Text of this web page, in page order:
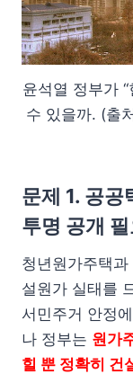
윤석열 정부가
수 있을까. (출
문제 1. 공공
투명 공개
청년원가주택
설원가 실태를
서민주거 안정
나 정부는 원가
힐 뿐 정확히 건